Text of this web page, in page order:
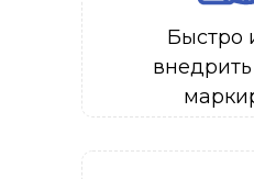
Быстро